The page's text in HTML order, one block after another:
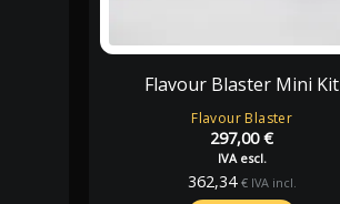
Flavour Blaster
Flavour Blaster Mini Kit
297,00€
IVA escl.
362,34 € IVA incl.